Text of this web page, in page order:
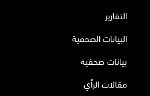
التقارير
البيانات الصحفية
بيانات صحفية
مقالات الرأي